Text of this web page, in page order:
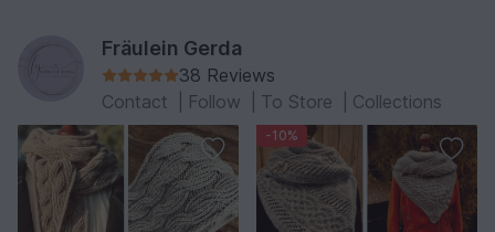
Fräulein Gerda
38 Reviews
Contact
Follow To Store Collections
-10%